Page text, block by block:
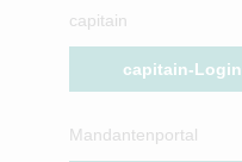
capitain
capitain-Login
Mandantenportal